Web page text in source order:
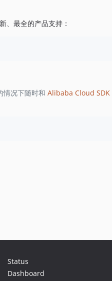
、最全的产品支持：
情况下随时和 Alibaba Cloud SDK
Status
Dashboard